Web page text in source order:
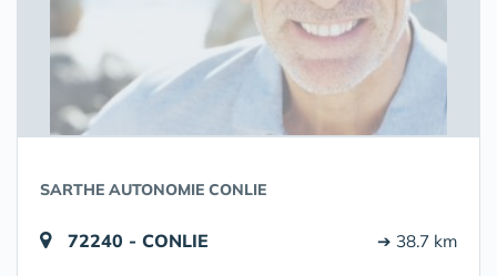
SARTHE AUTONOMIE CONLIE
72240 - CONLIE ➔ 38.7 km